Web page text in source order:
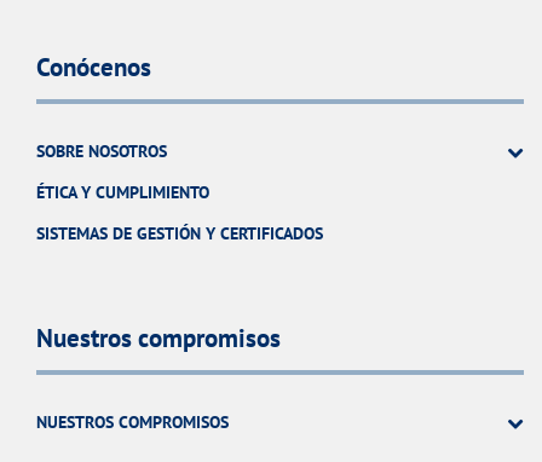
Conócenos
SOBRE NOSOTROS
ÉTICA Y CUMPLIMIENTO
SISTEMAS DE GESTIÓN Y CERTIFICADOS
Nuestros compromisos
NUESTROS COMPROMISOS